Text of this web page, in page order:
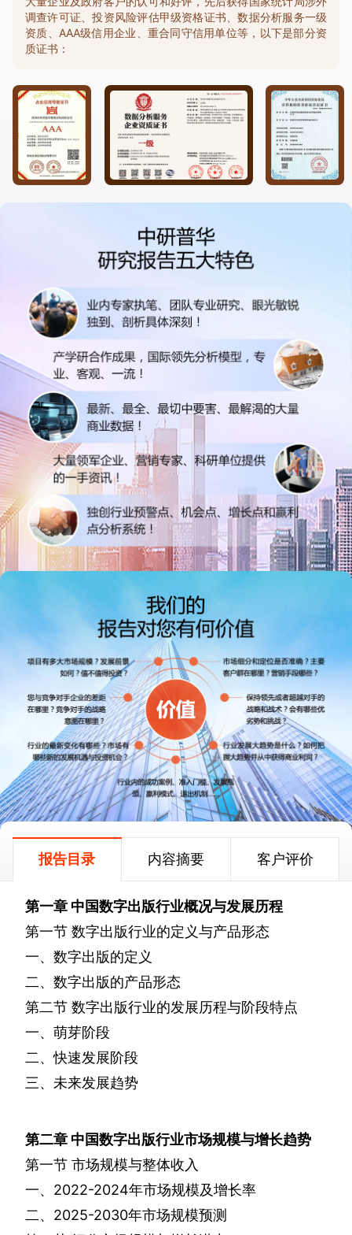
调查许可证、投资风险评估甲级资格证书、数据分析服务一级
资质、AAA级信用企业、重合同守信用单位等，以下是部分资
质证书：
报告目录 内容摘要 客户评价
第一章 中国数字出版行业概况与发展历程
第一节 数字出版行业的定义与产品形态
一、数字出版的定义
二、数字出版的产品形态
第二节 数字出版行业的发展历程与阶段特点
一、萌芽阶段
二、快速发展阶段
三、未来发展趋势
第二章 中国数字出版行业市场规模与增长趋势
第一节 市场规模与整体收入
一、 2022-2024年市场规模及增长率
二、 2025-2030年市场规模预测